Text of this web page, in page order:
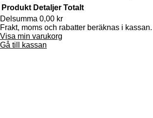
Produkter
i
Produkt Detaljer Totalt
Delsumma 0,00 kr
Frakt, moms och rabatter beräknas i kassan.
Visa min varukorg
Gå till kassan